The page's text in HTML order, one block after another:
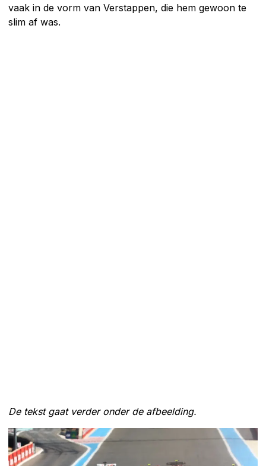
vaak in de vorm van Verstappen, die hem gewoon te
slim af was.
De tekst gaat verder onder de afbeelding.